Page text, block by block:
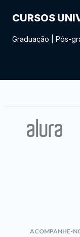
CURSOS
Graduação Pós-
ACOMPANHE-